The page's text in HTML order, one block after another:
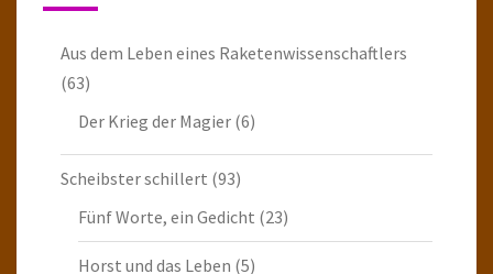
Aus dem Leben eines Raketenwissenschaftlers
(63)
Der Krieg der Magier (6)
Scheibster schillert (93)
Fünf Worte, ein Gedicht (23)
Horst und das Leben (5)